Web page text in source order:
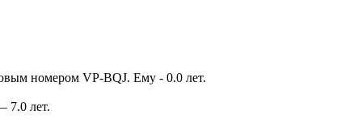
номером VP-BQJ. Ему - 0.0 лет.
7.0 лет.